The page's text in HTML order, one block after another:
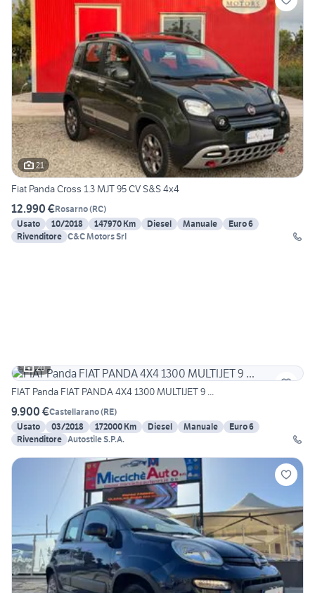
21
Fiat Panda Cross 1.3 MJT 95 CV S&S 4x4
12.990 €Rosarno(RC)
Usato
10/2018 147970 Km Diesel Manuale
Euro 6
Rivenditore C&C Motors Srl
20
FIAT Panda FIAT PANDA 4X4 1300 MULTIJET 9 ...
9.900 €Castellarano(RE)
Usato
03/2018 172000 Km Diesel Manuale
Euro 6
Rivenditore Autostile S.P.A.